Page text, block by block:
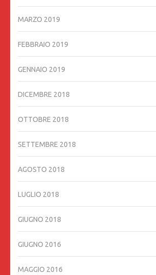
MARZO 2019
FEBBRAIO 2019
GENNAIO 2019
DICEMBRE 2018
OTTOBRE 2018
SETTEMBRE 2018
AGOSTO 2018
LUGLIO 2018
GIUGNO 2018
GIUGNO 2016
MAGGIO 2016